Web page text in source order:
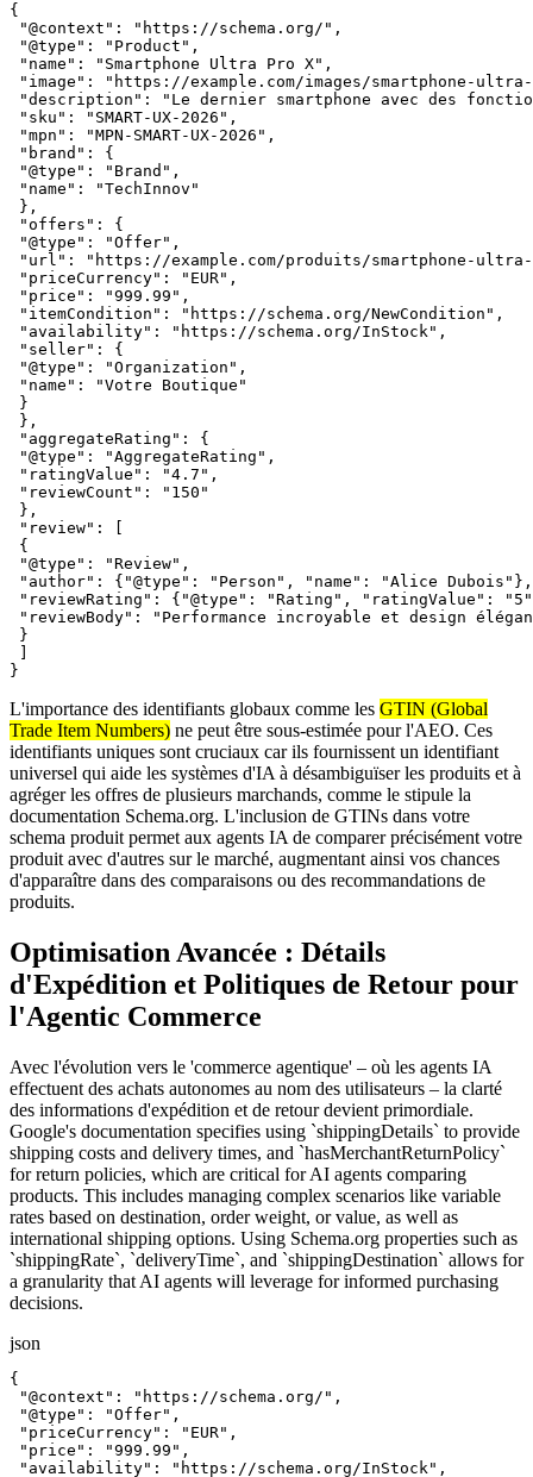
{
"@context" : "https://schema.org/" ,
"@type" : "Product" ,
"name" : "Smartphone Ultra Pro X" ,
"image" :
"https://example.com/images/smartphone-
"description" :
"Le dernier smartphone avec des
"sku" : "SMART-UX-2026" ,
"mpn" : "MPN-SMART-UX-2026" ,
"brand" :
{
"@type" : "Brand" ,
"name" :
"TechInnov"
} ,
"offers" :
{
"@type" : "Offer" ,
"url" :
"https://example.com/produits/smartphone-
"priceCurrency" : "EUR" ,
"price" : "999.99" ,
"itemCondition" : "https://schema.org/NewCondition" ,
"availability" : "https://schema.org/InStock" ,
"seller" :
{
"@type" : "Organization" ,
"name" :
"Votre Boutique"
}
} ,
"aggregateRating" :
{
"@type" : "AggregateRating" ,
"ratingValue" : "4.7" ,
"reviewCount" :
"150"
} ,
"review" :
{
"@type" : "Review" ,
"author" : { "@type" : "Person" , "name" : "Alice Dubois" } ,
"reviewRating" : { "@type" : "Rating" , "ratingValue" :
"5"
"reviewBody" :
"Performance incroyable et design
}
}
L'importance des identifiants globaux comme les GTIN (Global
Trade Item Numbers) ne peut être sous-estimée pour l'AEO. Ces
identifiants uniques sont cruciaux car ils fournissent un identifiant
universel qui aide les systèmes d'IA à désambiguïser les produits et à
agréger les offres de plusieurs marchands, comme le stipule la
documentation Schema.org. L'inclusion de GTINs dans votre
schema produit permet aux agents IA de comparer précisément votre
produit avec d'autres sur le marché, augmentant ainsi vos chances
d'apparaître dans des comparaisons ou des recommandations de
produits.
Optimisation Avancée : Détails
d'Expédition et Politiques de Retour pour
l'Agentic Commerce
Avec l'évolution vers le 'commerce agentique' – où les agents IA
effectuent des achats autonomes au nom des utilisateurs – la clarté
des informations d'expédition et de retour devient primordiale.
Google's documentation specifies using `shippingDetails` to provide
shipping costs and delivery times, and `hasMerchantReturnPolicy`
for return policies, which are critical for AI agents comparing
products. This includes managing complex scenarios like variable
rates based on destination, order weight, or value, as well as
international shipping options. Using Schema.org properties such as
`shippingRate`, `deliveryTime`, and `shippingDestination` allows for
a granularity that AI agents will leverage for informed purchasing
decisions.
json
{
"@context" : "https://schema.org/" ,
"@type" : "Offer" ,
"priceCurrency" : "EUR" ,
"price" : "999.99" ,
"availability" : "https://schema.org/InStock" ,